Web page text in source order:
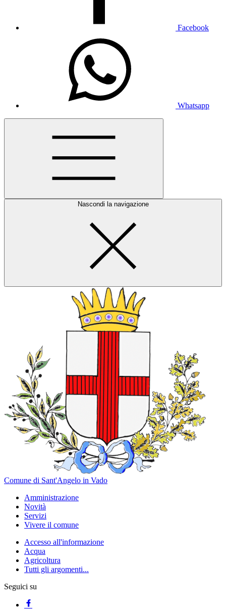
Facebook
Whatsapp
Nascondi la navigazione
Comune di Sant'Angelo in Vado
Amministrazione
Novità
Servizi
Vivere il comune
Accesso all'informazione
Acqua
Agricoltura
Tutti gli argomenti...
Seguici su